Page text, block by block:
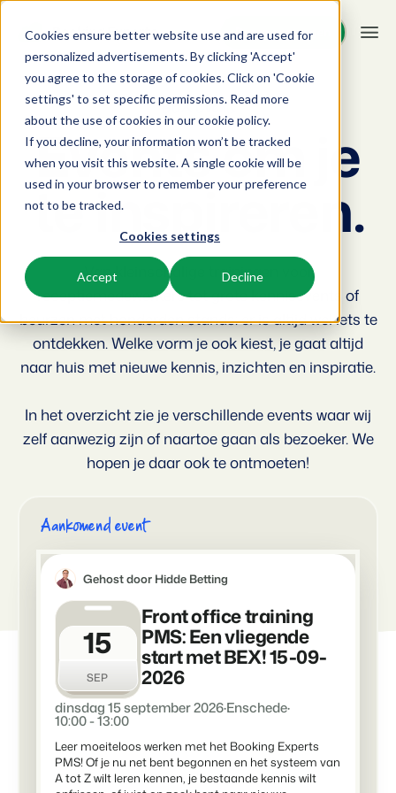
Cookies ensure better website use and are used for
personalized advertisements. By clicking 'Accept'
you agree to the storage of cookies. Click on 'Cookie
settings' to set specific permissions. Read more
about the use of cookies in our cookie policy.
If you decline, your information won’t be tracked
when you visit this website. A single cookie will be
used in your browser to remember your preference
not to be tracked.
Cookies settings
Accept Decline
Demo aanvragen
Demo aanvragen
Platform
BEX PMS
Reserveringssysteem
Beheer alle back office processen.
Adverteer jouw aanbod op een mix van kanalen.
Boost directe boekingen via jouw website.
App Store
Business Intelligence
Maak betere keuzes op basis van data.
Bied transparantie aan eigenaren.
Website Integratie
Heb je al een website? Integratie is mogelijk.
Overstappen naar BEX
Klaar om te groeien?
BEX CMS
Breng je merk tot leven met onze websitebouwer.
Oplossingen
Booking Experts voor:
Villa's, bungalows, chalets en boomhutten.
Hotelkamers, appartementen, B&Bs en pensions.
Resorts
Campings
Kampeerplaatsen, glamping tenten en caravans.
Verhuurorganisaties
Exclusieve verhuur en resellers.
Projectontwikkelaars
Vastgoed en nieuwbouwprojecten.
Kleinschalige recreatiebedrijven
Vakantieboerderijen, appartementen en boetiekhotels
Resources
Kennis
BEX Educate | Pro
Blijven leren, blijven leiden in de recreatie.
BEX Educate | NextGen
Blog
Lees over trends in de sector en krijg tips.
Kom in contact
Customer Success
Krijg antwoord op jouw vragen.
Developers
Ontwikkel jouw oplossing met onze open API.
Overstappen naar BEX
Klaar om te groeien?
Partners
Prijzen
Klantverhalen
BEX Overzicht
Voor campings
Overstappen naar BEX
NL
BEX Events
Events om je
te inspireren.
Van kleinschalige trainingen voor
receptiemedewerkers tot grote kennisevents of
beurzen met honderden stands: er is altijd wel iets te
ontdekken. Welke vorm je ook kiest, je gaat altijd
naar huis met nieuwe kennis, inzichten en inspiratie.
In het overzicht zie je verschillende events waar wij
zelf aanwezig zijn of naartoe gaan als bezoeker. We
hopen je daar ook te ontmoeten!
Aankomend event
Gehost door Hidde Betting
15
SEP
Front office training
PMS: Een vliegende
start met BEX! 15-09-
2026
dinsdag 15 september 2026·Enschede·
10:00 - 13:00
Leer moeiteloos werken met het Booking Experts
PMS! Of je nu net bent begonnen en het systeem van
A tot Z wilt leren kennen, je bestaande kennis wilt